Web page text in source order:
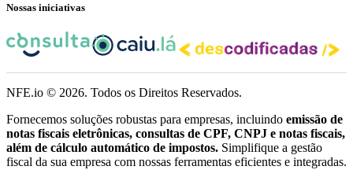
Nossas iniciativas
NFE.io © 2026. Todos os Direitos Reservados.
Fornecemos soluções robustas para empresas, incluindo emissão de
notas fiscais eletrônicas, consultas de CPF, CNPJ e notas fiscais,
além de cálculo automático de impostos. Simplifique a gestão
fiscal da sua empresa com nossas ferramentas eficientes e integradas.